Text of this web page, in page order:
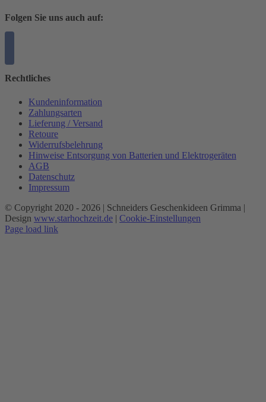
Folgen Sie uns auch auf:
Rechtliches
Kundeninformation
Zahlungsarten
Lieferung / Versand
Retoure
Widerrufsbelehrung
Hinweise Entsorgung von Batterien und Elektrogeräten
AGB
Datenschutz
Impressum
© Copyright 2020 - 2026 | Schneiders Geschenkideen Grimma |
Design www.starhochzeit.de | Cookie-Einstellungen
Page load link